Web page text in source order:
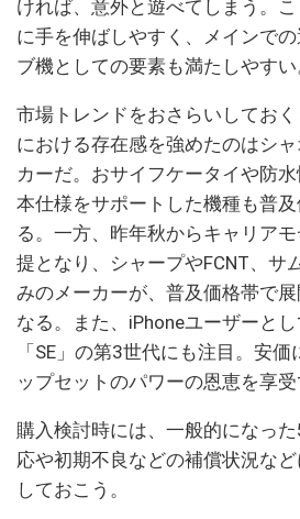
ければ、意外と遊べてしまう。
に手を伸ばしやすく、メインで
ブ機としての要素も満たしやすい
市場トレンドをおさらいしてお
における存在感を強めたのはシ
カーだ。おサイフケータイや防
本仕様をサポートした機種も普
る。一方、昨年秋からキャリア
提となり、シャープやFCNT、サ
みのメーカーが、普及価格帯で
なる。また、iPhoneユーザーと
「SE」の第3世代にも注目。安
ップセットのパワーの恩恵を享受
購入検討時には、一般的になっ
応や初期不良などの補償状況な
しておこう。